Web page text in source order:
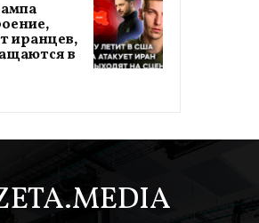
иранцев,
в